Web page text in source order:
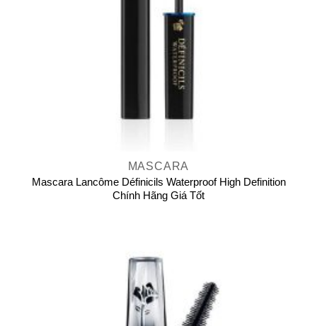
MASCARA
Mascara Lancôme Définicils Waterproof High Definition
Chính Hãng Giá Tốt